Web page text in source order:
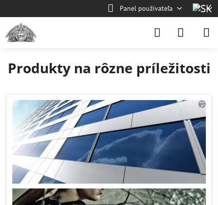
Panel používateľa
Produkty na rôzne príležitosti